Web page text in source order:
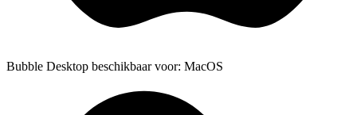
Bubble Desktop beschikbaar voor: MacOS